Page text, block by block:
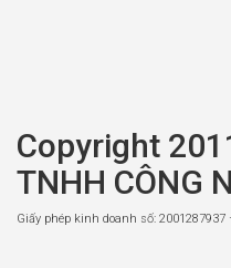
Copyright
TNHH CÔNG
Giấy phép kinh doanh số: 2001287937